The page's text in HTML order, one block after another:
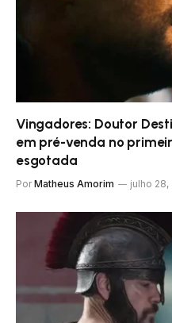
Vingadores: Doutor
em pré-venda no
esgotada
Por Matheus Amorim julho 28,